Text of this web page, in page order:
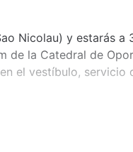
Nicolau) y estarás
de la Catedral de
el vestíbulo,